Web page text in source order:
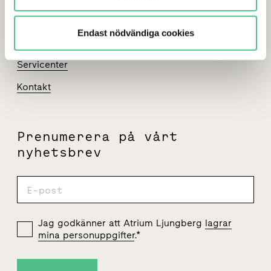
Endast nödvändiga cookies
Press
Servicenter
Kontakt
Prenumerera på vårt
nyhetsbrev
Jag godkänner att Atrium Ljungberg lagrar
mina personuppgifter.*